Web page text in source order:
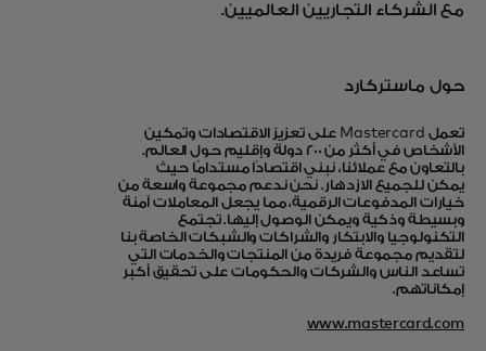
مع الشركاء التجاريين العالميين.
حول ماستركارد
تعمل Mastercard على تعزيز الاقتصادات وتمكين
الأشخاص في أكثر من 200 دولة وإقليم حول العالم.
بالتعاون مع عملائنا، نبني اقتصادًا مستدامًا حيث
يمكن للجميع الازدهار. نحن ندعم مجموعة واسعة من
خيارات المدفوعات الرقمية، مما يجعل المعاملات آمنة
وبسيطة وذكية ويمكن الوصول إليها. تجتمع
التكنولوجيا والابتكار والشراكات والشبكات الخاصة بنا
لتقديم مجموعة فريدة من المنتجات والخدمات التي
تساعد الناس والشركات والحكومات على تحقيق أكبر
إمكاناتهم.
www.mastercard.com